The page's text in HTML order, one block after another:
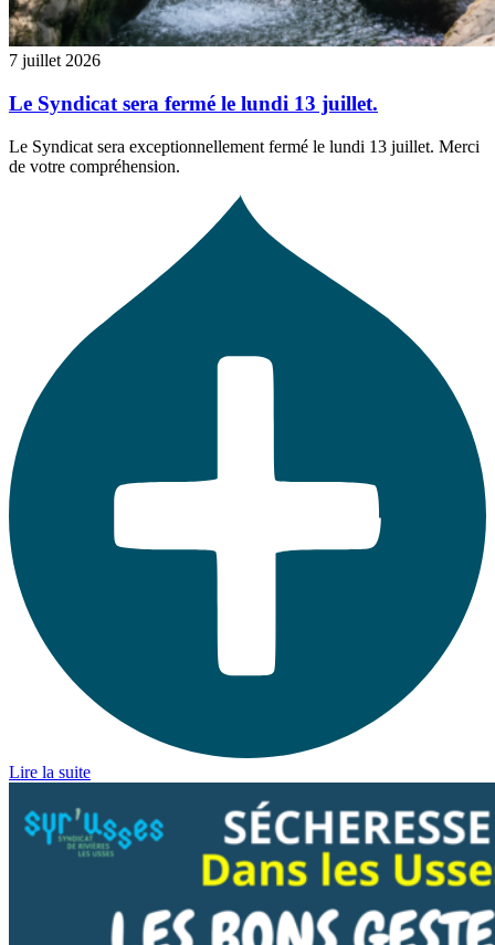
7 juillet 2026
Le Syndicat sera fermé le lundi 13 juillet.
Le Syndicat sera exceptionnellement fermé le lundi 13 juillet. Merci
de votre compréhension.
Lire la suite